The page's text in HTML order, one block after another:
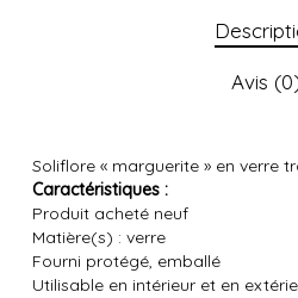
Avis
Soliflore « marguerite » en verre
Caractéristiques :
Produit acheté neuf
Matière(s) : verre
Fourni protégé, emballé
Utilisable en intérieur et en